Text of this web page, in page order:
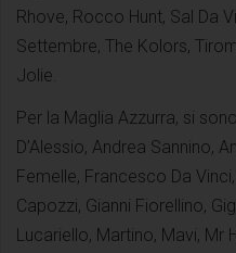
Rhove, Rocco Hunt, Sal Da
Settembre, The Kolors,
Jolie.
Per la Maglia Azzurra, si
D’Alessio, Andrea Sannino,
Femelle, Francesco Da
Capozzi, Gianni Fiorellino,
Lucariello, Martino, Mavi, Mr